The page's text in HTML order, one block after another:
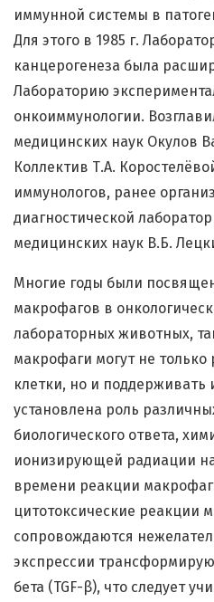
иммунной системы в
Для этого в 1985 г.
канцерогенеза была
Лабораторию
онкоиммунологии.
медицинских наук Окулов
Коллектив Т.А.
иммунологов, ранее
диагностической
медицинских наук В.Б.
Многие годы были
макрофагов в
лабораторных животных,
макрофаги могут не
клетки, но и поддерживать
установлена роль
биологического ответа,
ионизирующей радиации
времени реакции
цитотоксические реакции
сопровождаются
экспрессии
бета (TGF-β), что следует